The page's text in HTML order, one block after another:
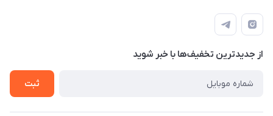
طبقه همکف واحد 131
درباره ما
تماس با ما
قوانین و مقررات
حریم خصوصی
راهنما
از جدید‌ترین تخفیف‌ها با‌ خبر شوید
ثبت